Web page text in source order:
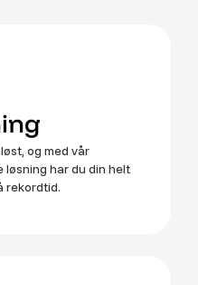
og med vår
har du din helt
rekordtid.